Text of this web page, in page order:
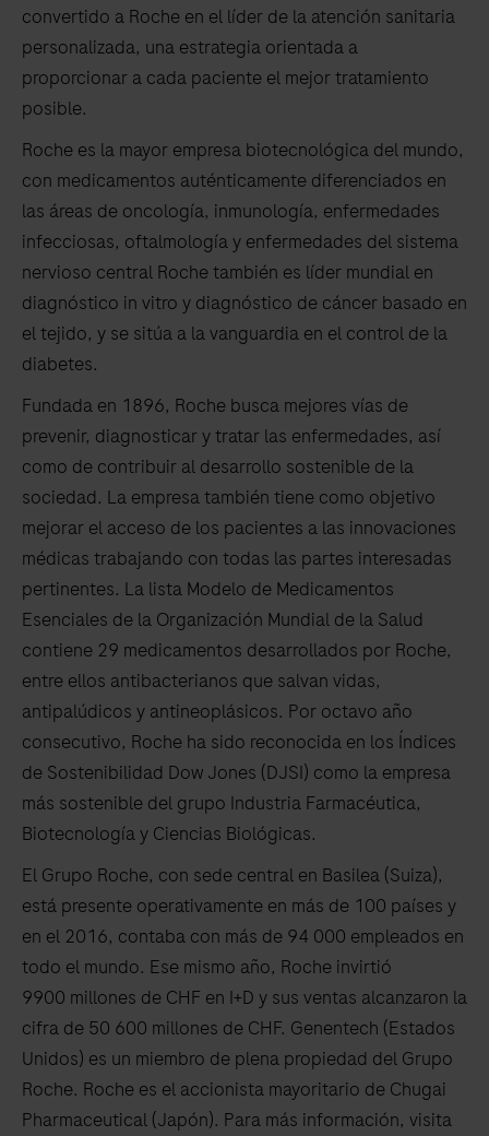
convertido a Roche en el líder de la atención sanitaria
personalizada, una estrategia orientada a
proporcionar a cada paciente el mejor tratamiento
posible.
Roche es la mayor empresa biotecnológica del mundo,
con medicamentos auténticamente diferenciados en
las áreas de oncología, inmunología, enfermedades
infecciosas, oftalmología y enfermedades del sistema
nervioso central Roche también es líder mundial en
diagnóstico in vitro y diagnóstico de cáncer basado en
el tejido, y se sitúa a la vanguardia en el control de la
diabetes.
Fundada en 1896, Roche busca mejores vías de
prevenir, diagnosticar y tratar las enfermedades, así
como de contribuir al desarrollo sostenible de la
sociedad. La empresa también tiene como objetivo
mejorar el acceso de los pacientes a las innovaciones
médicas trabajando con todas las partes interesadas
pertinentes. La lista Modelo de Medicamentos
Esenciales de la Organización Mundial de la Salud
contiene 29 medicamentos desarrollados por Roche,
entre ellos antibacterianos que salvan vidas,
antipalúdicos y antineoplásicos. Por octavo año
consecutivo, Roche ha sido reconocida en los Índices
de Sostenibilidad Dow Jones (DJSI) como la empresa
más sostenible del grupo Industria Farmacéutica,
Biotecnología y Ciencias Biológicas.
El Grupo Roche, con sede central en Basilea (Suiza),
está presente operativamente en más de 100 países y
en el 2016, contaba con más de 94 000 empleados en
todo el mundo. Ese mismo año, Roche invirtió
9900 millones de CHF en I+D y sus ventas alcanzaron la
cifra de 50 600 millones de CHF. Genentech (Estados
Unidos) es un miembro de plena propiedad del Grupo
Roche. Roche es el accionista mayoritario de Chugai
Pharmaceutical (Japón). Para más información, visita